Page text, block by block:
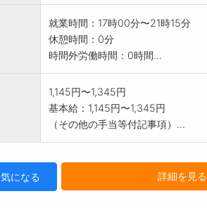
就業時間：17時00分〜21時15分
休憩時間：0分
時間外労働時間：0時間...
1,145円〜1,345円
基本給：1,145円〜1,345円
（その他の手当等付記事項）...
気になる 詳細を見る